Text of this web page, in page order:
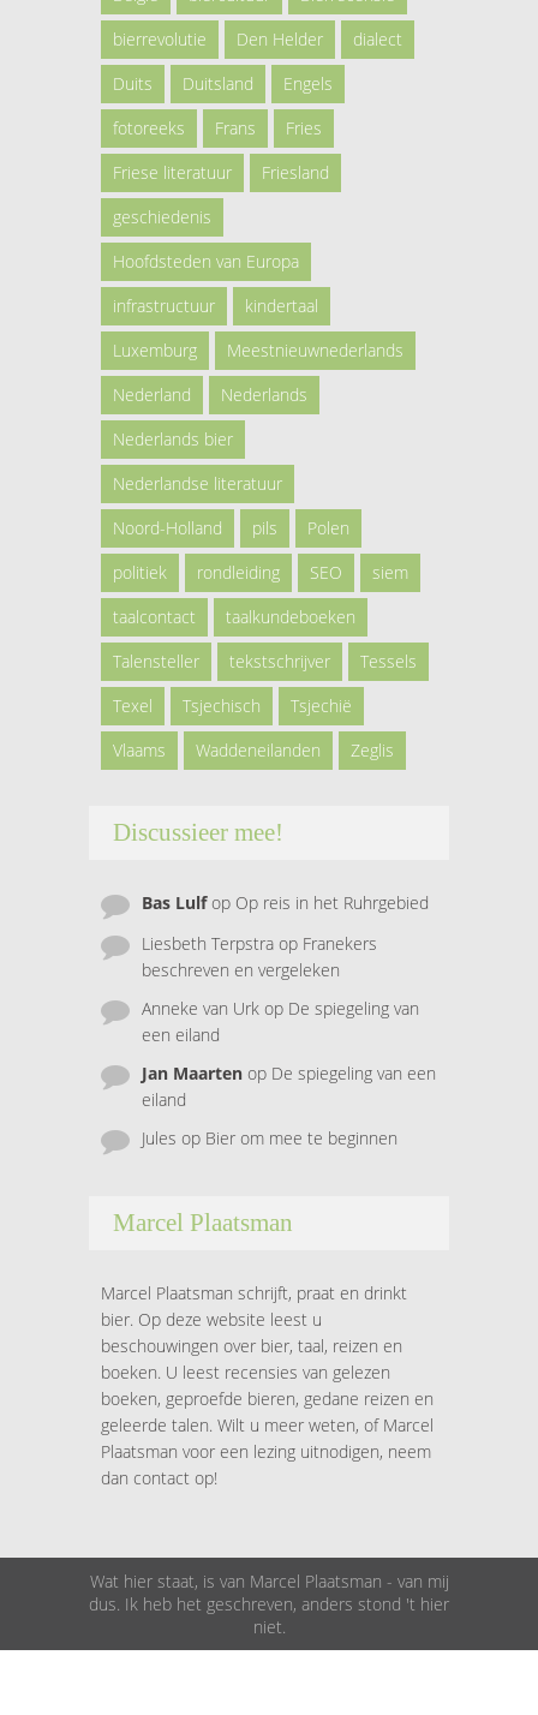
bierrevolutie
Den Helder
dialect
Duits
Duitsland
Engels
fotoreeks
Frans
Fries
Friese literatuur
Friesland
geschiedenis
Hoofdsteden van Europa
infrastructuur
kindertaal
Luxemburg
Meestnieuwnederlands
Nederland
Nederlands
Nederlands bier
Nederlandse literatuur
Noord-Holland
pils
Polen
politiek
rondleiding SEO
siem
taalcontact
taalkundeboeken
Talensteller
tekstschrijver
Tessels
Texel
Tsjechisch
Tsjechië
Vlaams
Waddeneilanden Zeglis
Discussieer mee!
Bas Lulfop Op reis in het Ruhrgebied
Liesbeth Terpstra op Franekers
beschreven en vergeleken
Anneke van Urk op De spiegeling van
een eiland
Jan Maarten op De spiegeling van een
eiland
Jules op Bier om mee te beginnen
Marcel Plaatsman
Marcel Plaatsman schrijft, praat en drinkt
bier. Op deze website leest u
beschouwingen over bier, taal, reizen en
boeken. U leest recensies van gelezen
boeken, geproefde bieren, gedane reizen en
geleerde talen. Wilt u meer weten, of Marcel
Plaatsman voor een lezing uitnodigen, neem
dan contact op!
Wat hier staat, is van Marcel Plaatsman - van mij
dus. Ik heb het geschreven, anders stond 't hier
niet.